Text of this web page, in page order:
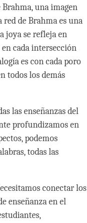
una imagen
de Brahma es una
joya se refleja en
en cada intersección
es con cada poro
todos los demás
las enseñanzas del
profundizamos en
podemos
todas las
conectar los
enseñanza en el